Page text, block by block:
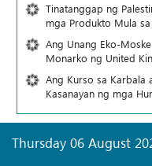
Tinatanggap ng
mga Produkto Mula
Ang Unang Eko-
Monarko ng United
Ang Kurso sa Karbala
Kasanayan ng mga
Thursday 06 August